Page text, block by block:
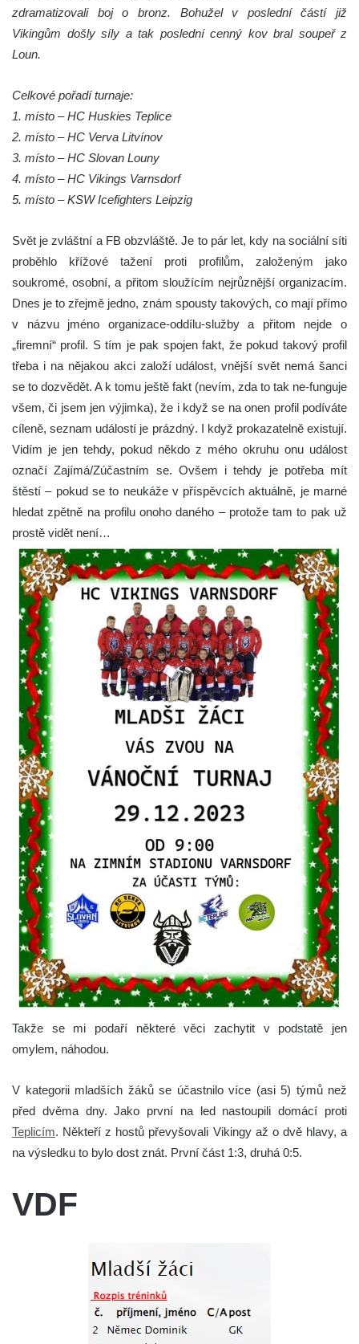
zdramatizovali boj o bronz. Bohužel v poslední částí již
Vikingům došly síly a tak poslední cenný kov bral soupeř z
Loun.
Celkové pořadí turnaje:
1. místo – HC Huskies Teplice
2. místo – HC Verva Litvínov
3. místo – HC Slovan Louny
4. místo – HC Vikings Varnsdorf
5. místo – KSW Icefighters Leipzig
Svět je zvláštní a FB obzvláště. Je to pár let, kdy na sociální síti
proběhlo křížové tažení proti profilům, založeným jako
soukromé, osobní, a přitom sloužícím nejrůznější organizacím.
Dnes je to zřejmě jedno, znám spousty takových, co mají přímo
v názvu jméno organizace-oddílu-služby a přitom nejde o
„firemní“ profil. S tím je pak spojen fakt, že pokud takový profil
třeba i na nějakou akci založí událost, vnější svět nemá šanci
se to dozvědět. A k tomu ještě fakt (nevím, zda to tak ne-funguje
všem, či jsem jen výjimka), že i když se na onen profil podíváte
cíleně, seznam událostí je prázdný. I když prokazatelně existují.
Vidím je jen tehdy, pokud někdo z mého okruhu onu událost
označí Zajímá/Zúčastním se. Ovšem i tehdy je potřeba mít
štěstí – pokud se to neukáže v příspěvcích aktuálně, je marné
hledat zpětně na profilu onoho daného – protože tam to pak už
prostě vidět není…
Takže se mi podaří některé věci zachytit v podstatě jen
omylem, náhodou.
V kategorii mladších žáků se účastnilo více (asi 5) týmů než
před dvěma dny. Jako první na led nastoupili domácí proti
Teplicím. Někteří z hostů převyšovali Vikingy až o dvě hlavy, a
na výsledku to bylo dost znát. První část 1:3, druhá 0:5.
VDF